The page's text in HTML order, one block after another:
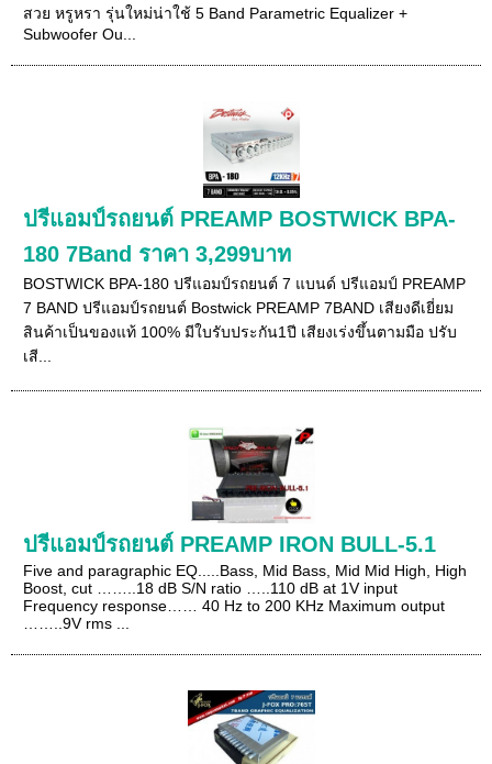
สวย หรูหรา รุ่นใหม่น่าใช้ 5 Band Parametric Equalizer +
Subwoofer Ou...
ปรีแอมป์รถยนต์ PREAMP BOSTWICK BPA-
180 7Band ราคา 3,299บาท
BOSTWICK BPA-180 ปรีแอมป์รถยนต์ 7 แบนด์ ปรีแอมป์ PREAMP
7 BAND ปรีแอมป์รถยนต์ Bostwick PREAMP 7BAND เสียงดีเยี่ยม
สินค้าเป็นของแท้ 100% มีใบรับประกัน1ปี เสียงเร่งขึ้นตามมือ ปรับ
เสี...
ปรีแอมป์รถยนต์ PREAMP IRON BULL-5.1
Five and paragraphic EQ.....Bass, Mid Bass, Mid Mid High, High
Boost, cut ……..18 dB S/N ratio …..110 dB at 1V input
Frequency response…… 40 Hz to 200 KHz Maximum output
……..9V rms ...